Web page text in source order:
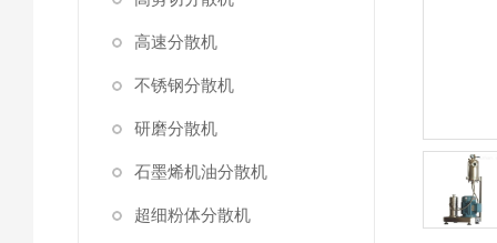
高速分散机
不锈钢分散机
研磨分散机
石墨烯机油分散机
超细粉体分散机